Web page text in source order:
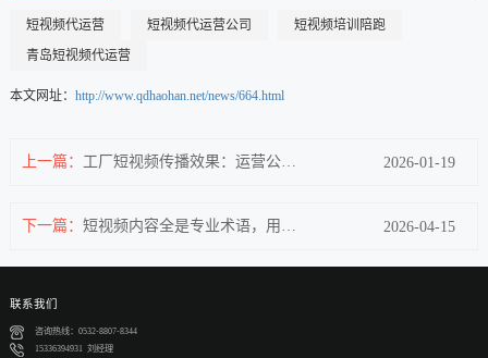
短视频代运营 短视频代运营公司
短视频培训陪跑
青岛短视频代运营
本文网址： http://www.qdhaohan.net/news/664.html
上一篇： 工厂短视频传播效果：运营公司的科学评估指南 2026-01-19
下一篇： 短视频内容全是专业术语，用户不买账怎么办？ 2026-04-15
联系我们
咨询热线：0532-8807-8344
15336394931 刘经理